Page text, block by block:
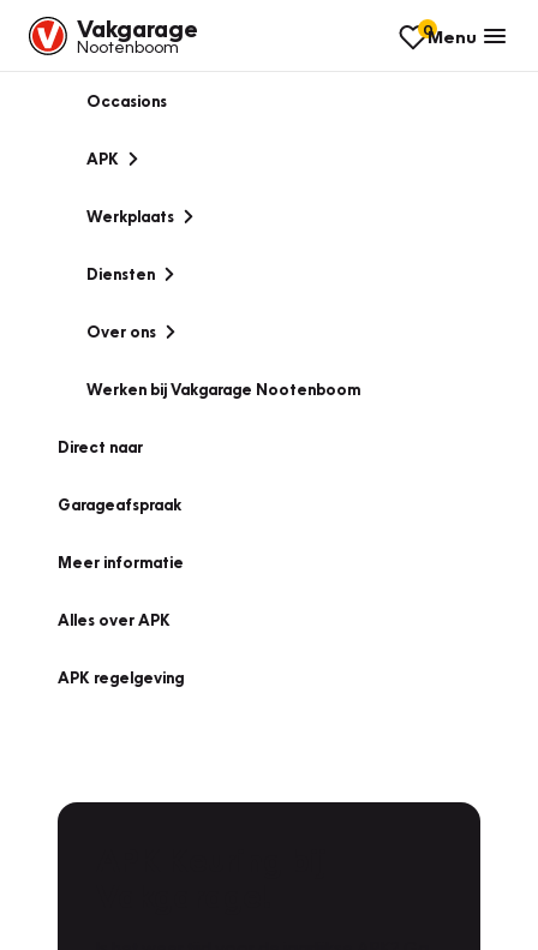
Vakgarage
Nootenboom
0Menu
Occasions
APK
Werkplaats
Diensten
Over ons
Werken bij Vakgarage Nootenboom
Direct naar
Garageafspraak
Meer informatie
Alles over APK
APK regelgeving